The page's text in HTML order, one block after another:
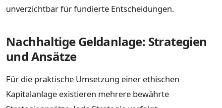
unverzichtbar für fundierte Entscheidungen.
Nachhaltige Geldanlage: Strategien
und Ansätze
Für die praktische Umsetzung einer ethischen
Kapitalanlage existieren mehrere bewährte